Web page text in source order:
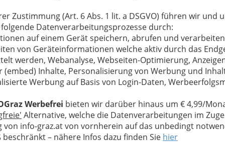
Zustimmung (Art. 6 Abs. 1 lit. a DSGVO) führen wir und
Datenverarbeitungsprozesse durch:
auf einem Gerät speichern, abrufen und
von Geräteinformationen welche aktiv durch das
werden, Webanalyse, Webseiten-Optimierung,
(embed) Inhalte, Personalisierung von Werbung und
Werbung auf Basis von Login-Daten,
Werbefrei bieten wir darüber hinaus um € 4,99/
Alternative, welche die Datenverarbeitungen im
von info-graz.at von vornherein auf das unbedingt
beschränkt – nähere Infos dazu finden Sie hier
bewahren, verwenden wir an dieser Stelle zur
Ihre Nachricht wird nach dem Absenden
Gesellschaft mbH weitergeleitet.
Meine Nachricht